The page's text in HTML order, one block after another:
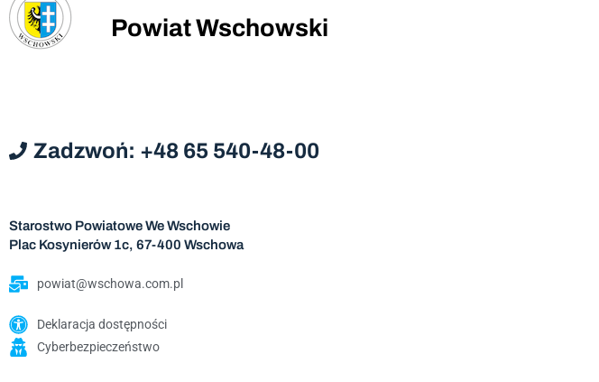
Powiat Wschowski
Zadzwoń: +48 65 540-48-00
Starostwo Powiatowe We Wschowie
Plac Kosynierów 1c, 67-400 Wschowa
powiat@wschowa.com.pl
Deklaracja dostępności
Cyberbezpieczeństwo